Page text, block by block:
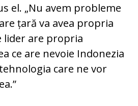
el. „Nu avem probleme
țară va avea propria
lider are propria
ce are nevoie Indonezia
care ne vor